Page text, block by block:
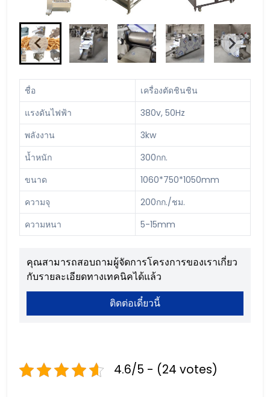
ชื่อ
เครื่องตัดชินชิน
แรงดันไฟฟ้า
380v, 50Hz
พลังงาน
3kw
น้ำหนัก
300กก.
ขนาด
1060*750*1050mm
ความจุ
200กก./ชม.
ความหนา
5-15mm
คุณสามารถสอบถามผู้จัดการโครงการของเราเกี่ยว
กับรายละเอียดทางเทคนิคได้แล้ว
ติดต่อเดี๋ยวนี้
4.6/5 - (24 votes)